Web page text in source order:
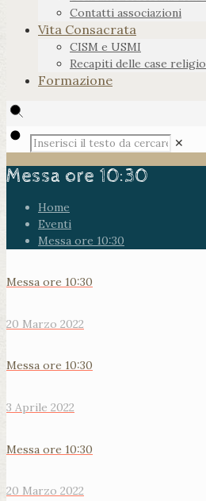
Contatti associazioni
Vita Consacrata
CISM e USMI
Recapiti delle case
Formazione
✕
Messa ore 10:30
Home
Eventi
Messa ore 10:30
Messa ore 10:30
20 Marzo 2022
Messa ore 10:30
3 Aprile 2022
Messa ore 10:30
20 Marzo 2022